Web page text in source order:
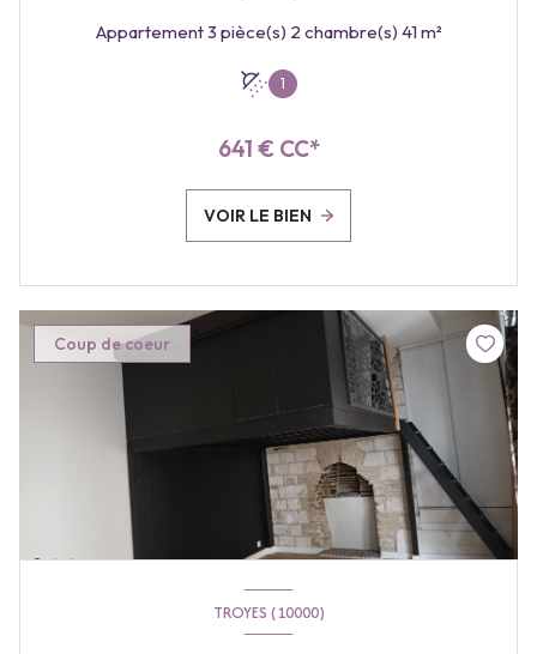
Appartement 3 pièce(s) 2 chambre(s) 41 m²
1
641 € CC*
VOIR LE BIEN
Coup de coeur
TROYES (10000)